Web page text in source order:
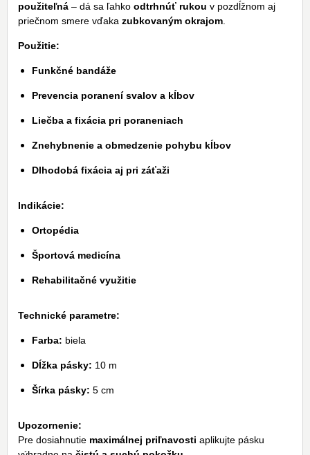
použiteľná – dá sa ľahko odtrhnúť rukou v pozdĺžnom aj
priečnom smere vďaka zubkovaným okrajom
Použitie:
Funkčné bandáže
Prevencia poranení svalov a kĺbov
Liečba a fixácia pri poraneniach
Znehybnenie a obmedzenie pohybu kĺbov
Dlhodobá fixácia aj pri záťaži
Indikácie:
Ortopédia
Športová medicína
Rehabilitačné využitie
Technické parametre:
Farba: biela
Dĺžka pásky: 10 m
Šírka pásky: 5 cm
Upozornenie:
Pre dosiahnutie maximálnej priľnavosti aplikujte pásku